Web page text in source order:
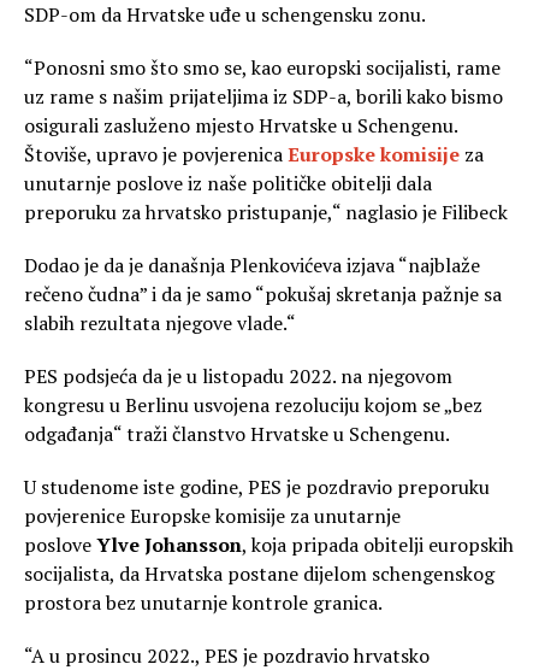
SDP-om da Hrvatske uđe u schengensku zonu.
“Ponosni smo što smo se, kao europski socijalisti, rame
uz rame s našim prijateljima iz SDP-a, borili kako bismo
osigurali zasluženo mjesto Hrvatske u Schengenu.
Štoviše, upravo je povjerenicaEuropske komisije za
unutarnje poslove iz naše političke obitelji dala
preporuku za hrvatsko pristupanje,“ naglasio je Filibeck
Dodao je da je današnja Plenkovićeva izjava “najblaže
rečeno čudna” i da je samo “pokušaj skretanja pažnje sa
slabih rezultata njegove vlade.“
PES podsjeća da je u listopadu 2022. na njegovom
kongresu u Berlinu usvojena rezoluciju kojom se „bez
odgađanja“ traži članstvo Hrvatske u Schengenu.
U studenome iste godine, PES je pozdravio preporuku
povjerenice Europske komisije za unutarnje
posloveYlve Johansson, koja pripada obitelji europskih
socijalista, da Hrvatska postane dijelom schengenskog
prostora bez unutarnje kontrole granica.
“A u prosincu 2022., PES je pozdravio hrvatsko